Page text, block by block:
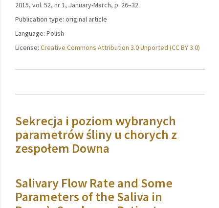
2015, vol. 52, nr 1, January-March, p. 26–32
Publication type: original article
Language: Polish
License: Creative Commons Attribution 3.0 Unported (CC BY 3.0)
Sekrecja i poziom wybranych
parametrów śliny u chorych z
zespołem Downa
Salivary Flow Rate and Some
Parameters of the Saliva in